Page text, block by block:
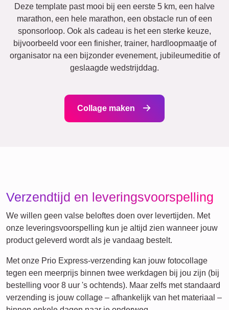
Vrienden School
Honden
Katten